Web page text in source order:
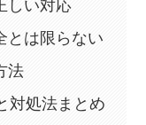
しい対応
とは限らない
法
対処法まとめ